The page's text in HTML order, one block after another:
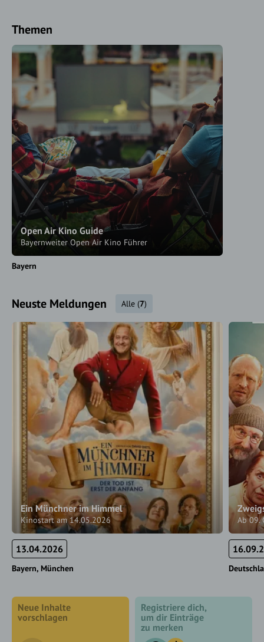
Themen
Open Air Kino Guide
Bayernweiter Open Air Kino Führer
Bayern
Neuste Meldungen Alle (7)
Ein Münchner im Himmel
Kinostart am 14.05.2026
13.04.2026
Bayern München
Ab 09.
Neue Inhalte
vorschlagen
Registriere dich,
um dir Einträge
zu merken